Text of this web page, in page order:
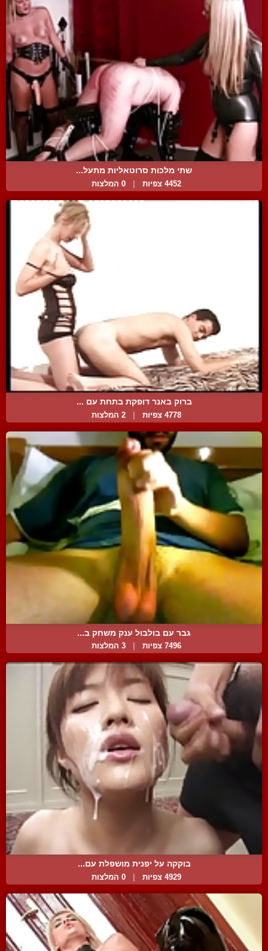
שתי מלכות סרוטאליות מתעל...
4452 צפיות 0 המלצות
ברוק באנר דופקת בתחת עם ...
4778 צפיות | 2 המלצות
גבר עם בולבול ענק משחק ב...
7496 צפיות 3 המלצות
בוקקה על יפנית מושפלת עם...
4929 צפיות 0 המלצות